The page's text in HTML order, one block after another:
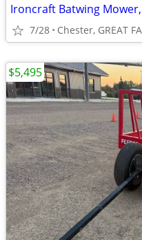
7/28 Chester, GREAT
$5,495